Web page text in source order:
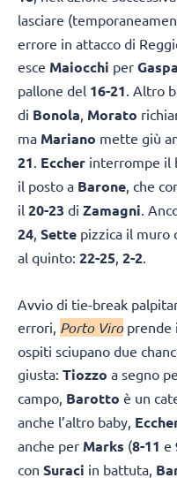
lasciare
errore in attacco di
esce Maiocchi per
pallone del 16-21 . Altro
di Bonola Morato
ma Mariano mette giù
21 Eccher interrompe il
il posto a Barone , che
il 20-23 di Zamagni .
24 Sette pizzica il muro
al quinto: 22-25 2-2
Avvio di tie-break
errori, Porto Viroprende
ospiti sciupano due
giusta: Tiozzo a segno
campo, Barotto è un
anche l’altro baby,
anche per Marks (8-11 e
con Suraci in battuta,